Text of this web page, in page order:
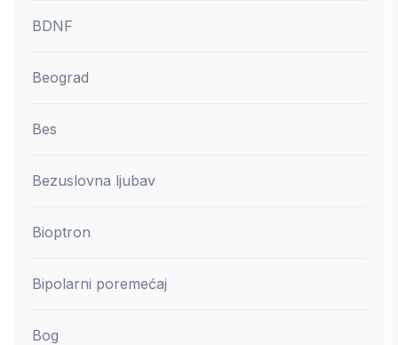
BDNF
Beograd
Bes
Bezuslovna ljubav
Bioptron
Bipolarni poremećaj
Bog